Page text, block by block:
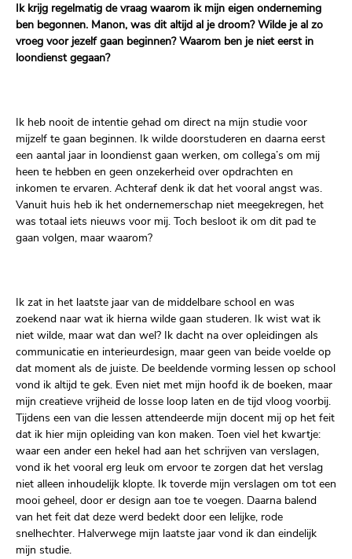
Ik krijg regelmatig de vraag waarom ik mijn eigen onderneming
ben begonnen. Manon, was dit altijd al je droom? Wilde je al zo
vroeg voor jezelf gaan beginnen? Waarom ben je niet eerst in
loondienst gegaan?
Ik heb nooit de intentie gehad om direct na mijn studie voor
mijzelf te gaan beginnen. Ik wilde doorstuderen en daarna eerst
een aantal jaar in loondienst gaan werken, om collega’s om mij
heen te hebben en geen onzekerheid over opdrachten en
inkomen te ervaren. Achteraf denk ik dat het vooral angst was.
Vanuit huis heb ik het ondernemerschap niet meegekregen, het
was totaal iets nieuws voor mij. Toch besloot ik om dit pad te
gaan volgen, maar waarom?
Ik zat in het laatste jaar van de middelbare school en was
zoekend naar wat ik hierna wilde gaan studeren. Ik wist wat ik
niet wilde, maar wat dan wel? Ik dacht na over opleidingen als
communicatie en interieurdesign, maar geen van beide voelde op
dat moment als de juiste. De beeldende vorming lessen op school
vond ik altijd te gek. Even niet met mijn hoofd ik de boeken, maar
mijn creatieve vrijheid de losse loop laten en de tijd vloog voorbij.
Tijdens een van die lessen attendeerde mijn docent mij op het feit
dat ik hier mijn opleiding van kon maken. Toen viel het kwartje:
waar een ander een hekel had aan het schrijven van verslagen,
vond ik het vooral erg leuk om ervoor te zorgen dat het verslag
niet alleen inhoudelijk klopte. Ik toverde mijn verslagen om tot een
mooi geheel, door er design aan toe te voegen. Daarna balend
van het feit dat deze werd bedekt door een lelijke, rode
snelhechter. Halverwege mijn laatste jaar vond ik dan eindelijk
mijn studie.